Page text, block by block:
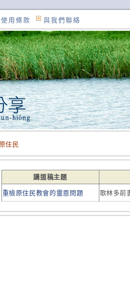
使用條款 與我們聯絡
住民
講道稿主題
重檢原住民教會的靈恩問題 歌林多